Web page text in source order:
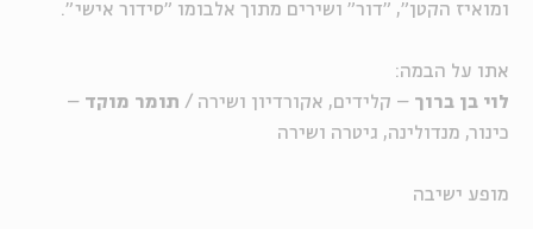
ומואיז הקטן", "דור" ושירים מתוך אלבומו "סידור אישי".
אתו על הבמה:
לוי בן ברוך – קלידים, אקורדיון ושירה / תומר מוקד –
כינור, מנדולינה, גיטרה ושירה
מופע ישיבה